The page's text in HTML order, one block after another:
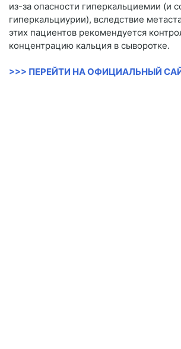
из-за опасности гиперкальциемии (и
гиперкальциурии), вследствие
этих пациентов рекомендуется
концентрацию кальция в сыворотке.
>>> ПЕРЕЙТИ НА ОФИЦИАЛЬНЫЙ